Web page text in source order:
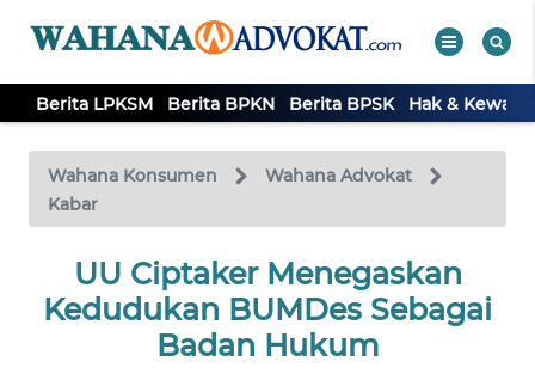
Berita LPKSM Berita BPKN Berita BPSK Hak &
Wahana Konsumen
Wahana Advokat
Kabar
UU Ciptaker Menegaskan
Kedudukan BUMDes Sebagai
Badan Hukum
TV
Tutup
LPKSM